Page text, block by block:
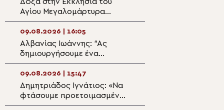
Αγίου Μεγαλομάρτυρα
Παντελεήμονα στο Μίριεβο
09.08.2026 | 16:05
Αλβανίας Ιωάννης: “Ας
δημιουργήσουμε ένα
πνευματικό περιβάλλον στην
οικογένεια για να μην
μολυνθούν τα παιδιά μας”
09.08.2026 | 15:47
Δημητριάδος Ιγνάτιος: «Να
φτάσουμε προετοιμασμένοι
στο Πάσχα του καλοκαιριού»